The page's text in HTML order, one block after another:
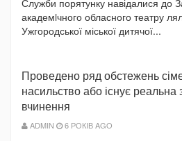
Служби порятунку навідалися до
академiчного обласного театру
Ужгородської міської дитячої...
Проведено ряд обстежень
насильство або існує реальна
вчинення
ADMIN 6 РОКІВ AGO